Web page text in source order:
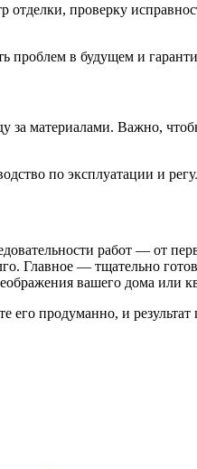
проверку
проблем в будущем и
материалами. Важно,
по эксплуатации и
работ — от
Главное — тщательно
вашего дома или
продуманно, и результат